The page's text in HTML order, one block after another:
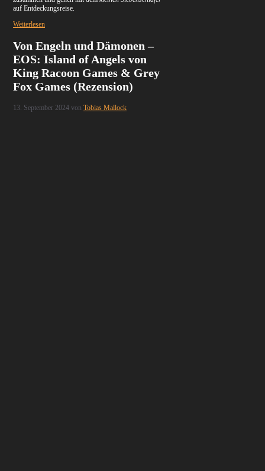
auf Entdeckungsreise.
Weiterlesen
Von Engeln und Dämonen –
EOS: Island of Angels von
King Racoon Games & Grey
Fox Games (Rezension)
13. September 2024 vonTobias Mallock